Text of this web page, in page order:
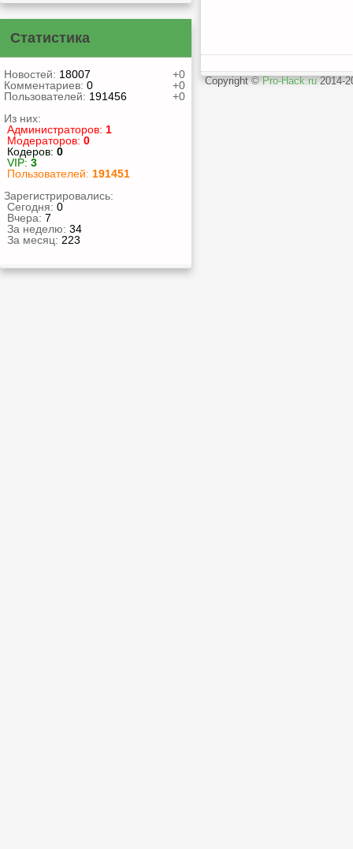
Статистика
+0
Новостей: 18007
+0
Комментариев: 0
+0
Пользователей: 191456
Из них:
Администраторов: 1
Модераторов: 0
Кодеров: 0
VIP: 3
Пользователей: 191451
Зарегистрировались:
Сегодня: 0
Вчера: 7
За неделю: 34
За месяц: 223
Copyright ©Pro-Hack.ru2014-